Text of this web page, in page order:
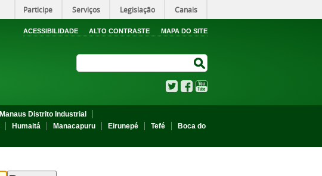
Participe Serviços Legislação Canais
ACESSIBILIDADE ALTO CONTRASTE MAPA DO SITE
TwitterFacebook
Manaus Distrito Industrial
Humaitá Manacapuru Eirunepé Tefé
Boca do